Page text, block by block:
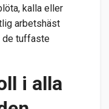
kalla eller
arbetshäst
de tuffaste
i alla